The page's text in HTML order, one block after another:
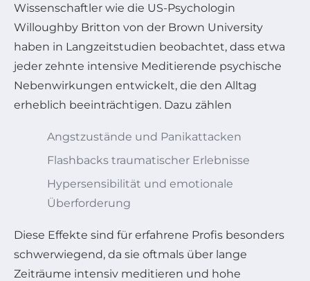
Wissenschaftler wie die US-Psychologin
Willoughby Britton von der Brown University
haben in Langzeitstudien beobachtet, dass etwa
jeder zehnte intensive Meditierende psychische
Nebenwirkungen entwickelt, die den Alltag
erheblich beeinträchtigen. Dazu zählen
Angstzustände und Panikattacken
Flashbacks traumatischer Erlebnisse
Hypersensibilität und emotionale
Überforderung
Diese Effekte sind für erfahrene Profis besonders
schwerwiegend, da sie oftmals über lange
Zeiträume intensiv meditieren und hohe